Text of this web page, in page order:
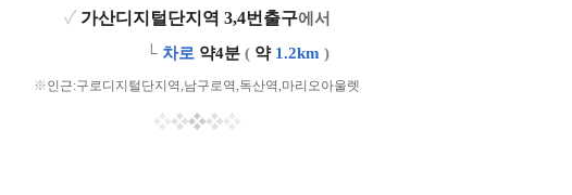
✓ 가산디지털단지역 3,4번출구에서
└ 차로 약4분 ( 약 1.2km )​
※ 인근:구로디지털단지역,남구로역,독산역,마리오아울렛
❖❖❖